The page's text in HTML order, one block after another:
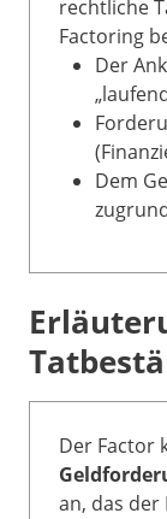
rechtliche
Factoring
Der
Dem
Der Factor
an, das